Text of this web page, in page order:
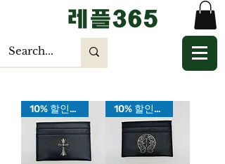
​레플365
10% 할인가! 10% 할인가!